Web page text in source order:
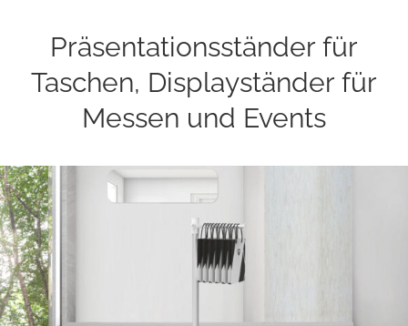
Präsentationsständer für
Taschen, Displayständer für
Messen und Events